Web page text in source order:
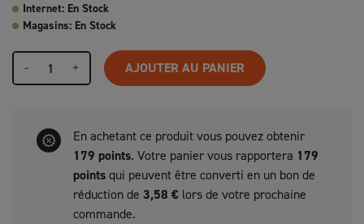
Internet: En Stock
Magasins: En Stock
- + AJOUTER AU PANIER
En achetant ce produit vous pouvez obtenir
179 points. Votre panier vous rapportera 179
pointsqui peuvent être converti en un bon de
réduction de 3,58 €lors de votre prochaine
commande.